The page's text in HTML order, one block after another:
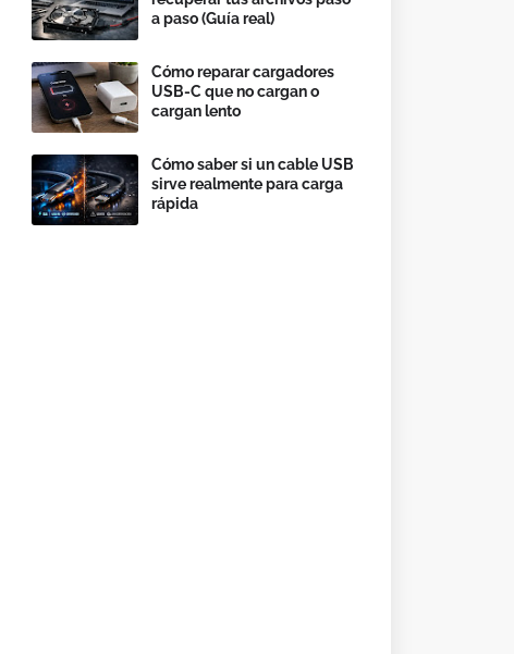
a paso (Guía real)
Cómo reparar cargadores
USB-C que no cargan o
cargan lento
Cómo saber si un cable USB
sirve realmente para carga
rápida